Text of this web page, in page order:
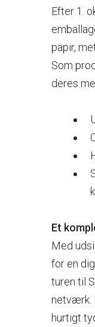
Efter 1.
papir,
Som
deres
Et
Med
for en
turen til
netværk.
hurtigt